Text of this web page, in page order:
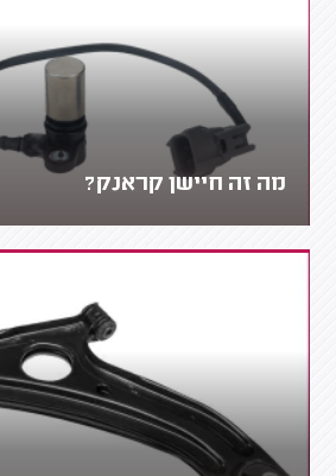
מה זה חיישן קראנק?